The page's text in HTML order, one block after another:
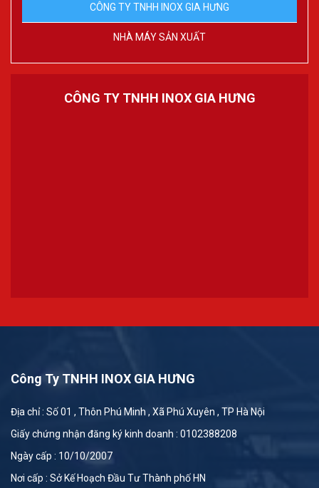
CÔNG TY TNHH INOX GIA HƯNG
NHÀ MÁY SẢN XUẤT
CÔNG TY TNHH INOX GIA HƯNG
Công Ty TNHH INOX GIA HƯNG
Địa chỉ : Số 01 , Thôn Phú Minh , Xã Phú Xuyên , TP Hà Nội
Giấy chứng nhận đăng ký kinh doanh : 0102388208
Ngày cấp : 10/10/2007
Nơi cấp : Sở Kế Hoạch Đầu Tư Thành phố HN